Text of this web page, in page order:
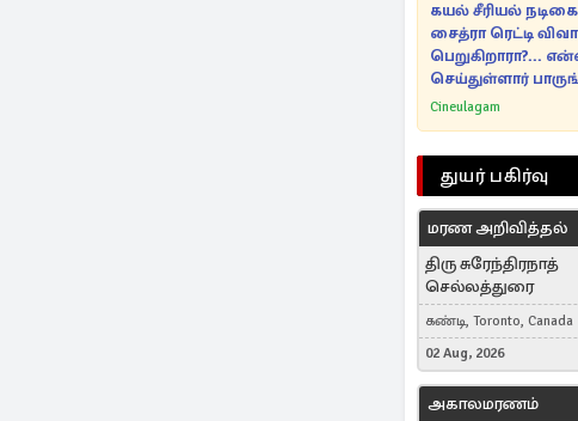
கயல் சீரியல் நடிகை
சைத்ரா ரெட்டி
பெறுகிறாரா?...
செய்துள்ளார்
Cineulagam
துயர் பகிர்வு
மரண அறிவித்தல்
திரு சுரேந்திரநாத்
செல்லத்துரை
கண்டி, Toronto, Canada
02 Aug, 2026
அகாலமரணம்